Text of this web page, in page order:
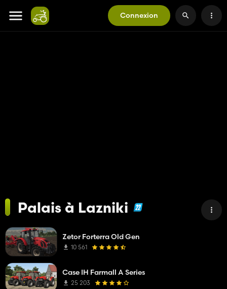
Connexion
Palais à Lazniki
Zetor Forterra Old Gen
10 561
Case IH Farmall A Series
25 203